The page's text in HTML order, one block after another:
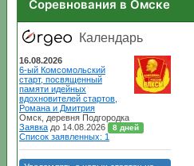
Соревнования в Омске